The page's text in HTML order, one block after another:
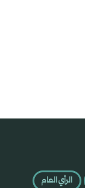
الرأي العام